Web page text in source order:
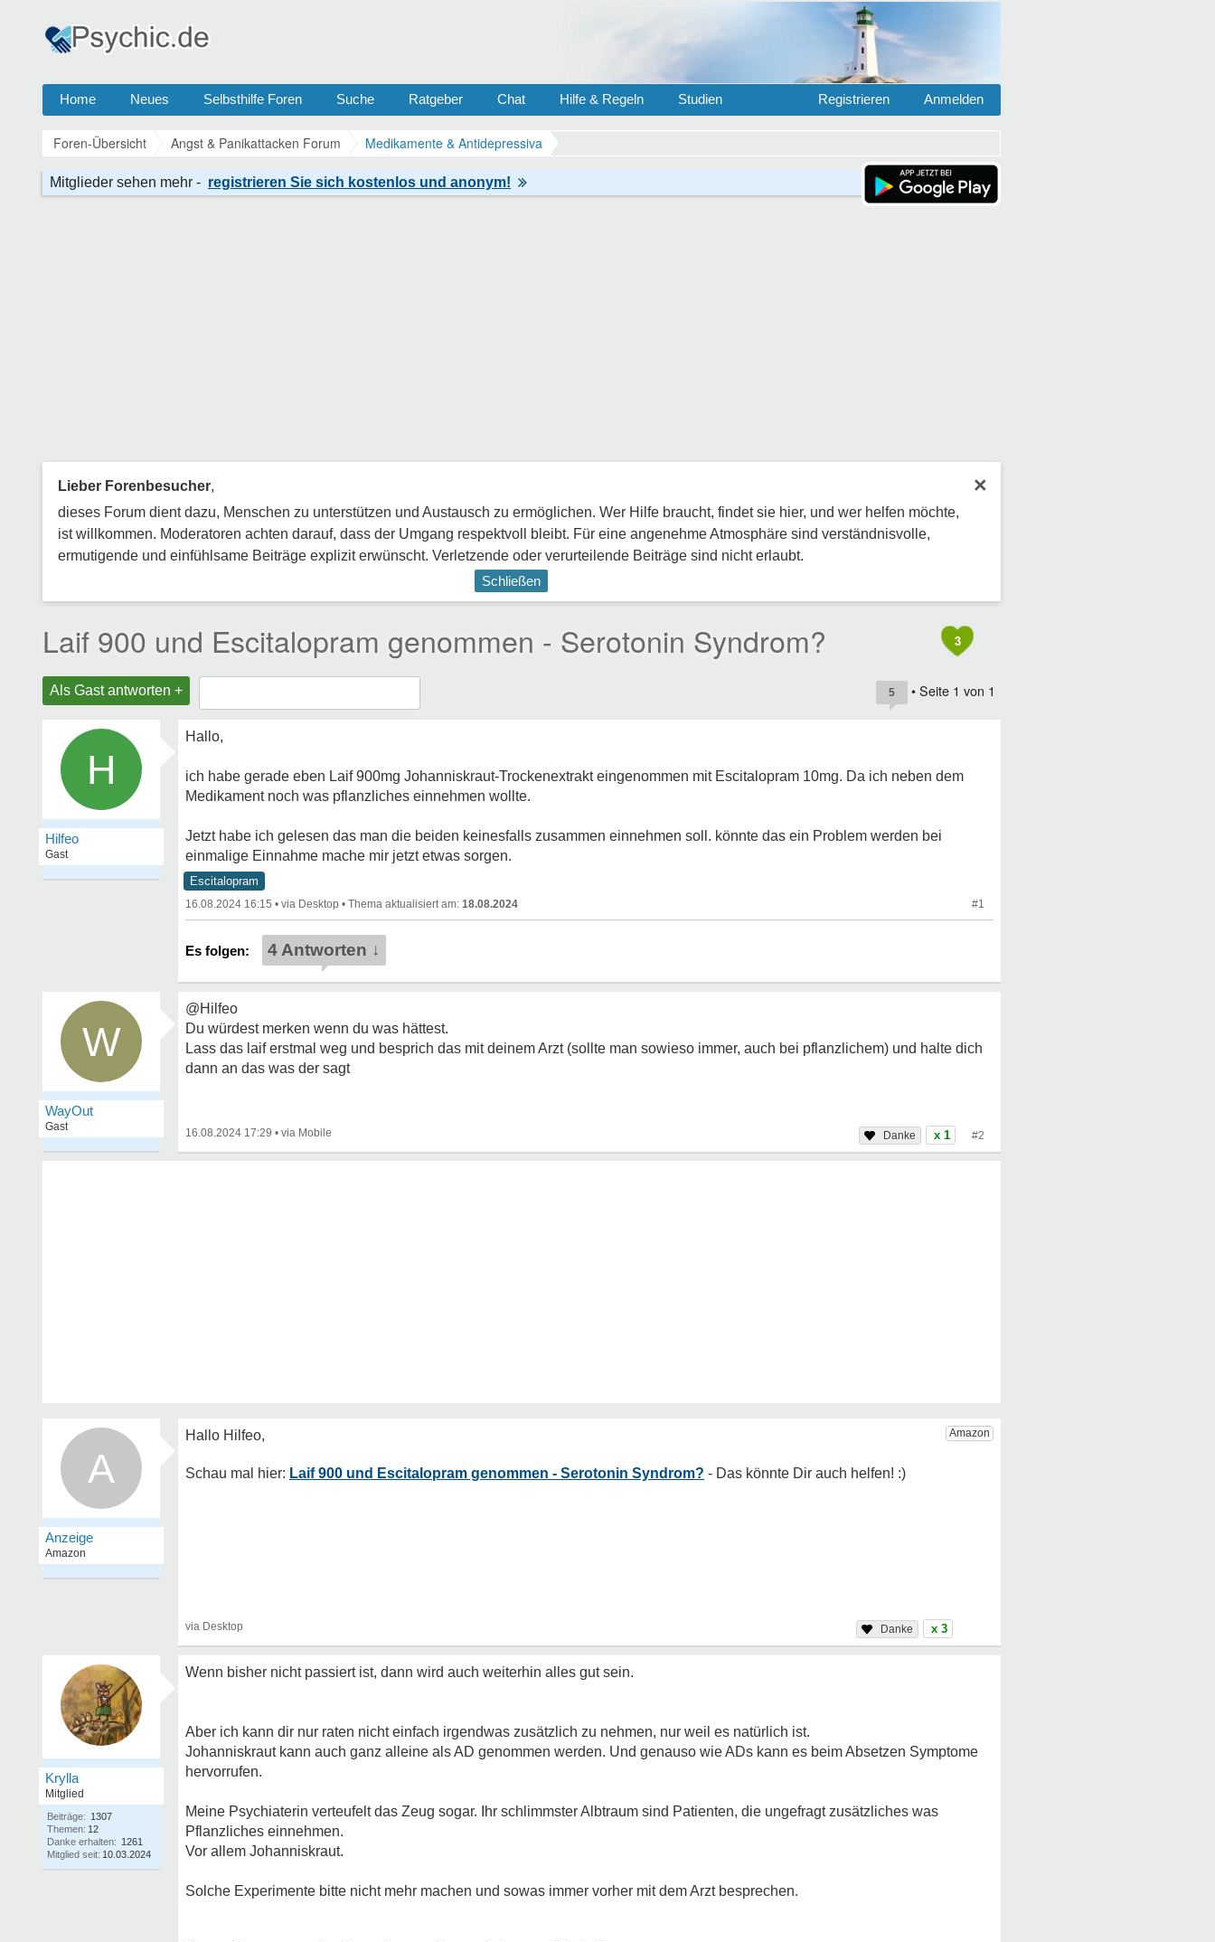
Home Neues Selbsthilfe Foren Suche Ratgeber Chat Hilfe & Regeln Studien Anmelden
Registrieren
Foren-Übersicht Angst & Panikattacken Forum Medikamente & Antidepressiva
×
Lieber Forenbesucher,
dieses Forum dient dazu, Menschen zu unterstützen und Austausch zu ermöglichen. Wer Hilfe braucht, findet sie hier, und wer helfen möchte,
ist willkommen. Moderatoren achten darauf, dass der Umgang respektvoll bleibt. Für eine angenehme Atmosphäre sind verständnisvolle,
ermutigende und einfühlsame Beiträge explizit erwünscht. Verletzende oder verurteilende Beiträge sind nicht erlaubt.
Schließen
3
Laif 900 und Escitalopram genommen - Serotonin Syndrom?
Als Gast antworten + 5 • Seite 1 von 1
H
Hilfeo
Gast
Hallo,
ich habe gerade eben Laif 900mg Johanniskraut-Trockenextrakt eingenommen mit Escitalopram 10mg. Da ich neben dem
Medikament noch was pflanzliches einnehmen wollte.
Jetzt habe ich gelesen das man die beiden keinesfalls zusammen einnehmen soll. könnte das ein Problem werden bei
einmalige Einnahme mache mir jetzt etwas sorgen.
Escitalopram
16.08.2024 16:15 • • 18.08.2024 #1
4 Antworten ↓
W
WayOut
Gast
@Hilfeo
Du würdest merken wenn du was hättest.
Lass das laif erstmal weg und besprich das mit deinem Arzt (sollte man sowieso immer, auch bei pflanzlichem) und halte dich
dann an das was der sagt
16.08.2024 17:29 • x 1 #2
A Laif 900 und Escitalopram genommen - Serotonin Syndrom?
x 3
Krylla
Mitglied
Beiträge: 1307
Themen: 12
Danke erhalten: 1261
Mitglied seit: 10.03.2024
Wenn bisher nicht passiert ist, dann wird auch weiterhin alles gut sein.
Aber ich kann dir nur raten nicht einfach irgendwas zusätzlich zu nehmen, nur weil es natürlich ist.
Johanniskraut kann auch ganz alleine als AD genommen werden. Und genauso wie ADs kann es beim Absetzen Symptome
hervorrufen.
Meine Psychiaterin verteufelt das Zeug sogar. Ihr schlimmster Albtraum sind Patienten, die ungefragt zusätzliches was
Pflanzliches einnehmen.
Vor allem Johanniskraut.
Solche Experimente bitte nicht mehr machen und sowas immer vorher mit dem Arzt besprechen.